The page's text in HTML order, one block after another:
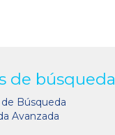
de búsqueda
Búsqueda
Avanzada